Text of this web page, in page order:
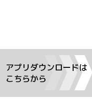
アプリダウンロードは
こちらから